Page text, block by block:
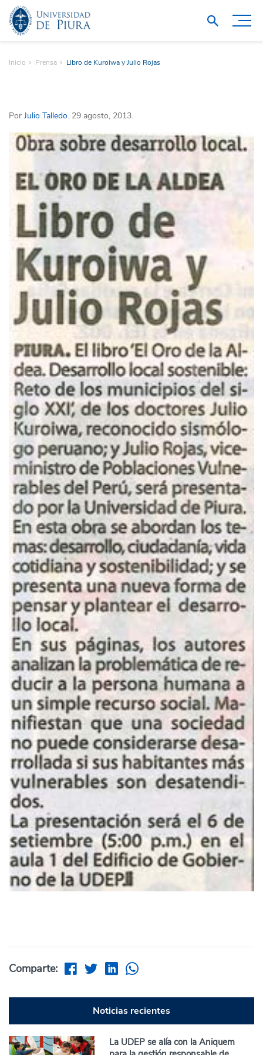
Inicio Prensa Libro de Kuroiwa y Julio Rojas
Por Julio Talledo. 29 agosto, 2013.
Comparte:
Noticias recientes
La UDEP se alía con la Aniquem